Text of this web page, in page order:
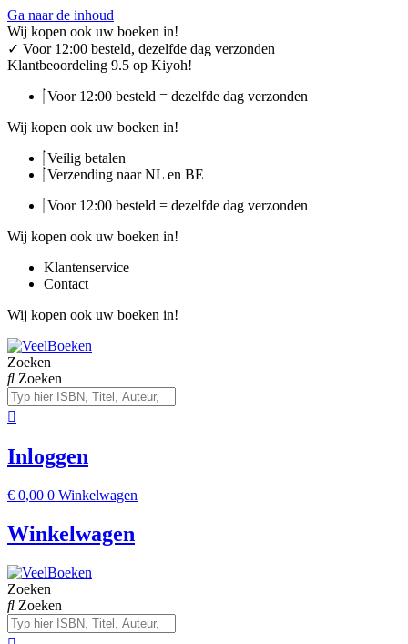
Ga naar de inhoud
Wij kopen ook uw boeken in!
✓ Voor 12:00 besteld, dezelfde dag verzonden
Klantbeoordeling 9.5 op Kiyoh!
Voor 12:00 besteld = dezelfde dag verzonden
Wij kopen ook uw boeken in!
Veilig betalen
Verzending naar NL en BE
Voor 12:00 besteld = dezelfde dag verzonden
Wij kopen ook uw boeken in!
Klantenservice
Contact
Wij kopen ook uw boeken in!
Zoeken
Zoeken
Inloggen
€ 0,00 0 Winkelwagen
Winkelwagen
Zoeken
Zoeken